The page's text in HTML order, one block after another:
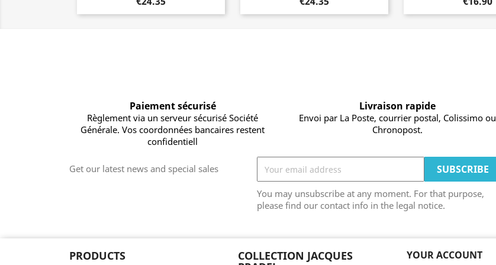
Paiement sécurisé
Règlement via un serveur sécurisé Société
Générale. Vos coordonnées bancaires restent
confidentiell
Livraison rapide
Envoi par La Poste, courrier postal, Colissimo ou
Chronopost.
Get our latest news and special sales
You may unsubscribe at any moment. For that purpose,
please find our contact info in the legal notice.
PRODUCTS COLLECTION JACQUES YOUR ACCOUNT